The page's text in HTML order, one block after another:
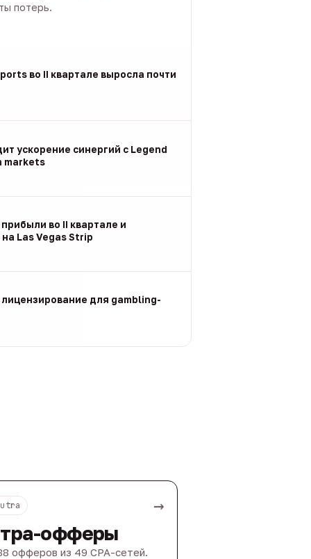
потерь.
во II квартале выросла почти
ускорение синергий с Legend
markets
во II квартале и
Las Vegas Strip
для gambling-
→
офферы
офферов из 49 CPA-сетей.